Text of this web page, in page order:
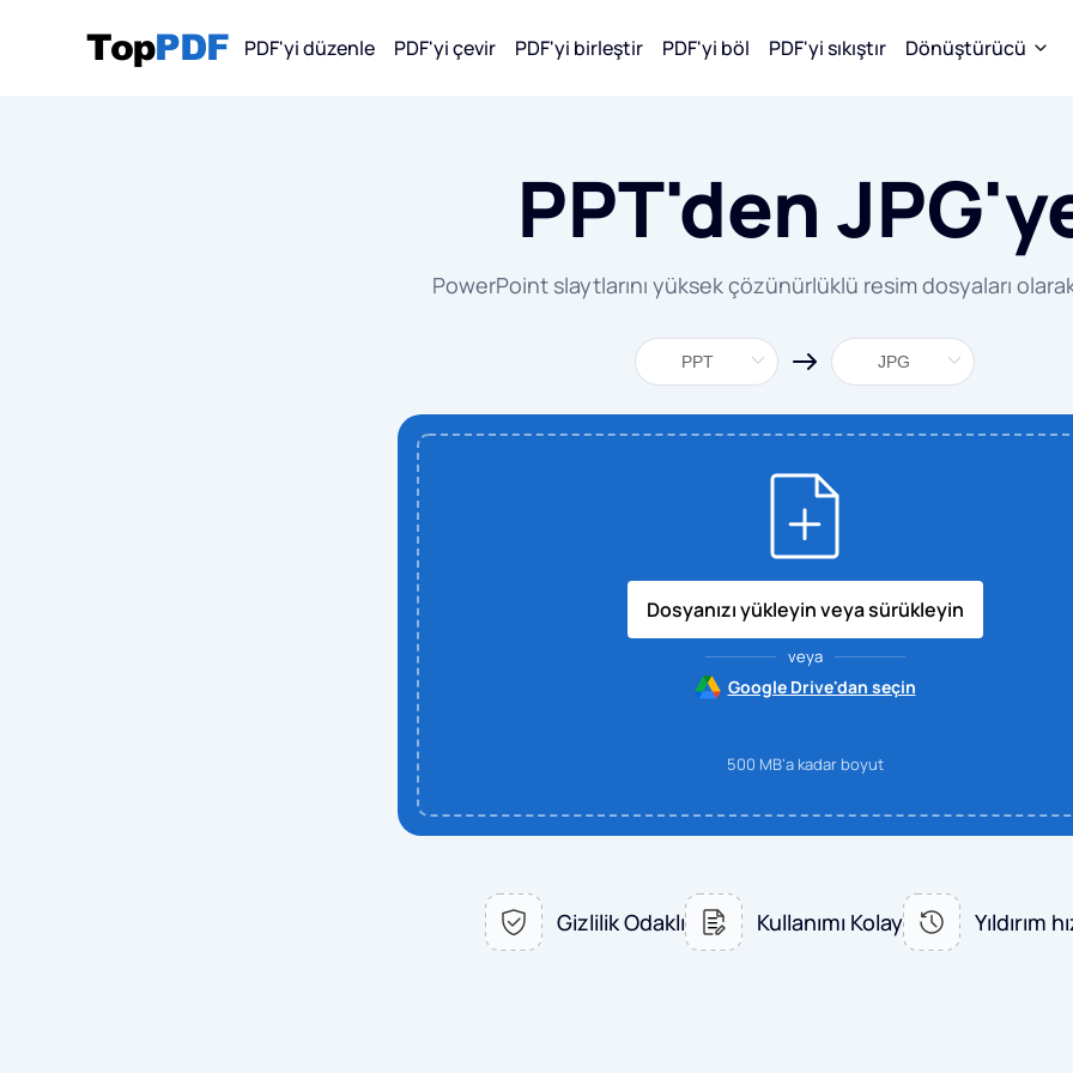
PDF'yi düzenle PDF'yi çevir PDF'yi birleştir PDF'yi böl PDF'yi sıkıştır Dönüştürücü
PDF'den WORD'e WORD'den PDF'e
JPG'den PDF'e
EPUB'dan PDF'e
WORD'ü
dönüştür
PPT'den
PowerPoint slaytlarını yüksek çözünürlüklü resim dosyaları
Dosyanızı yükleyin veya sürükleyin
veya
Google Drive'dan seçin
500 MB'a kadar boyut
Gizlilik Odaklı Kullanımı Kolay Yıldırım